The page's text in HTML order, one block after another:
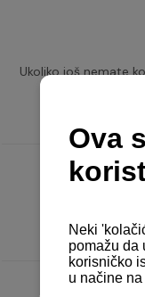
Ukoliko još nemate